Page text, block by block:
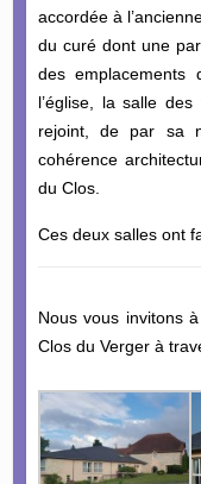
accordée à
du curé dont une
des emplacements
l’église, la salle
rejoint, de par sa
cohérence
du Clos.
Ces deux salles ont
Nous vous invitons
Clos du Verger à